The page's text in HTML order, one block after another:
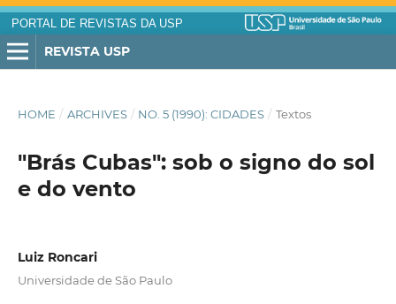
PORTAL DE REVISTAS DA USP
REVISTA USP
HOME / ARCHIVES / NO. 5 (1990): CIDADES / Textos
"Brás Cubas": sob o signo do sol
e do vento
Luiz Roncari
Universidade de São Paulo